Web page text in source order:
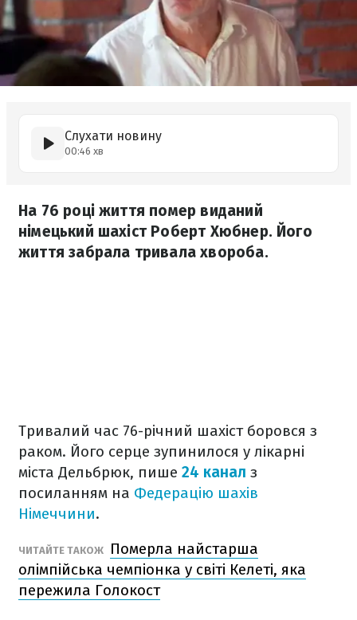
Слухати новину
00:46 хв
На 76 році життя помер виданий
німецький шахіст Роберт Хюбнер. Його
життя забрала тривала хвороба.
Тривалий час 76-річний шахіст боровся з
раком. Його серце зупинилося у лікарні
міста Дельбрюк, пише 24 канал з
посиланням на Федерацію шахів
Німеччини.
ЧИТАЙТЕ ТАКОЖ
Померла найстарша
олімпійська чемпіонка у світі Келеті, яка
пережила Голокост